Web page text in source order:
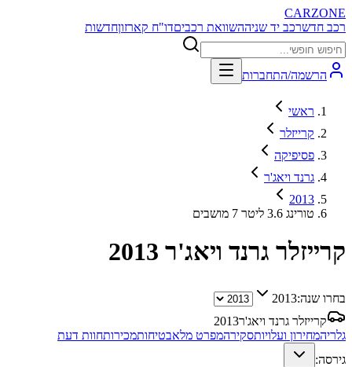
CARZONE
רכב חדשרכב יד שניההשוואת רכביםדו"ח קארזוןחדשות
הרשמה/התחברות
ראשי
קרייזלר
פסיפיקה
גרנד ויאג'ר
2013
טורינג 3.6 ליטר 7 מושבים
קרייזלר גרנד ויאג'ר 2013
בחרו שנה:2013
קרייזלר גרנד ויאג'ר2013
גלריהמחירון ועלויותסקירהמפרט מלאבטיחותמכירותחוות דעת
גירסה: